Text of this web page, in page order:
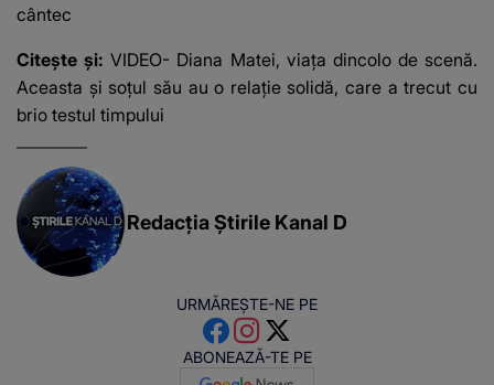
cântec
Citește și:VIDEO- Diana Matei, viața dincolo de scenă.
Aceasta și soțul său au o relație solidă, care a trecut cu
brio testul timpului
Redacția Știrile Kanal D
URMĂREȘTE-NE PE
ABONEAZĂ-TE PE